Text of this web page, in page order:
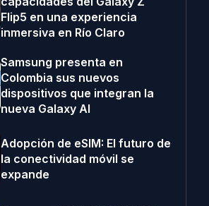
Flip5 en una experiencia
inmersiva en Río Claro
Samsung presenta en
Colombia sus nuevos
dispositivos que integran la
nueva Galaxy AI
Adopción de eSIM: El futuro de
la conectividad móvil se
expande